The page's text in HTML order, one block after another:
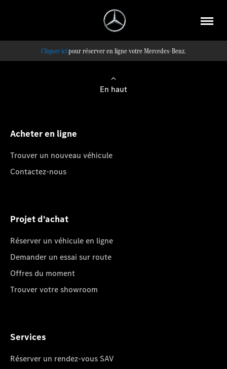
pour réserver en ligne votre Mercedes-Benz.
En haut
Acheter en ligne
Trouver un nouveau véhicule
Contactez-nous
Projet d'achat
Réserver un véhicule en ligne
Demander un essai sur route
Offres du moment
Trouver votre showroom
Services
Réserver un rendez-vous SAV